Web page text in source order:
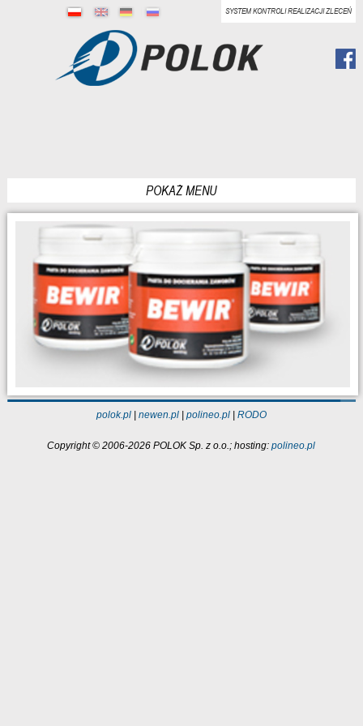
SYSTEM KONTROLI REALIZACJI ZLECEŃ
POKAŻ MENU
polok.pl| newen.pl| polineo.pl| RODO
Copyright © 2006-2026 POLOK Sp. z o.o.; hosting:polineo.pl